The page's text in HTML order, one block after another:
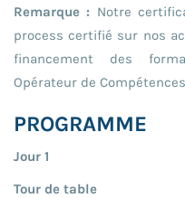
Remarque : Notre
process certifié sur nos
financement des
Opérateur de Compétences
PROGRAMME
Jour 1
Tour de table